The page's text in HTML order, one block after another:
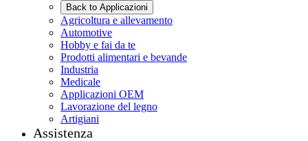
Back to Applicazioni
Agricoltura e allevamento
Automotive
Hobby e fai da te
Prodotti alimentari e bevande
Industria
Medicale
Applicazioni OEM
Lavorazione del legno
Artigiani
Assistenza